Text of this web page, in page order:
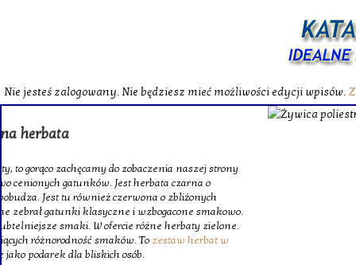
Nie jesteś zalogowany. Nie będziesz mieć możliwości edycji wpisów.